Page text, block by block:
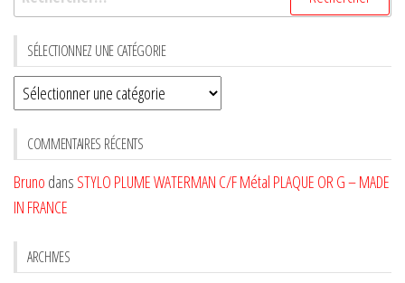
SÉLECTIONNEZ UNE CATÉGORIE
Sélectionnez
une
CATÉGORIE
COMMENTAIRES RÉCENTS
Bruno dans STYLO PLUME WATERMAN C/F Métal PLAQUE OR G – MADE
IN FRANCE
ARCHIVES